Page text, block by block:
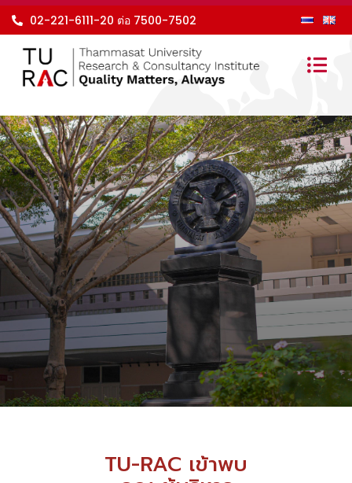
Skip
02-221-6111-20 ต่อ 7500-7502
TU-RAC เข้าพบ